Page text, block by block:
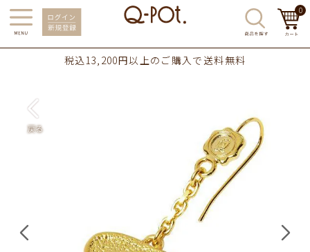
0
税込13,200円以上のご購入で送料無料